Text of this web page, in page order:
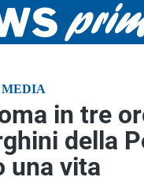
MEDIA
in tre
della
una vita